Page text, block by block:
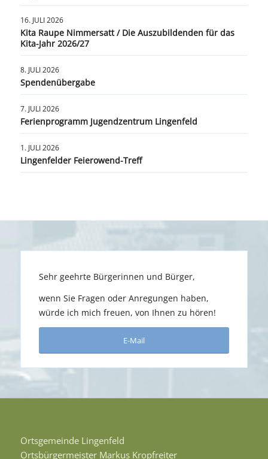
16. JULI 2026
Kita Raupe Nimmersatt / Die Auszubildenden für das
Kita-Jahr 2026/27
8. JULI 2026
Spendenübergabe
7. JULI 2026
Ferienprogramm Jugendzentrum Lingenfeld
1. JULI 2026
Lingenfelder Feierowend-Treff
Sehr geehrte Bürgerinnen und Bürger,
wenn Sie Fragen oder Anregungen haben,
würde ich mich freuen, von Ihnen zu hören!
E-Mail
Ortsgemeinde Lingenfeld
Ortsbürgermeister Markus Kropfreiter